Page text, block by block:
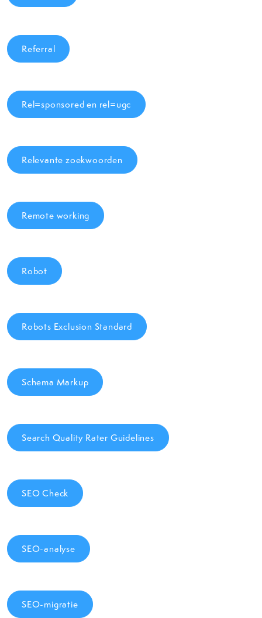
Referral
Rel=sponsored en rel=ugc
Relevante zoekwoorden
Remote working
Robot
Robots Exclusion Standard
Schema Markup
Search Quality Rater Guidelines
SEO Check
SEO-analyse
SEO-migratie